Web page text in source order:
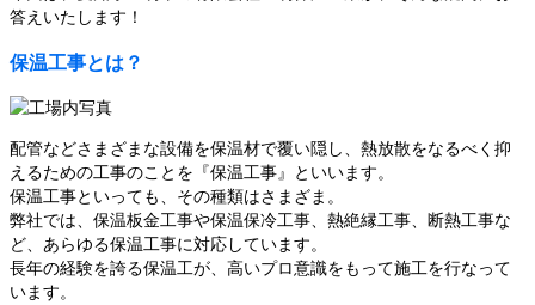
答えいたします！
保温工事とは？
配管などさまざまな設備を保温材で覆い隠し、熱放散をなるべく抑
えるための工事のことを『保温工事』といいます。
保温工事といっても、その種類はさまざま。
弊社では、保温板金工事や保温保冷工事、熱絶縁工事、断熱工事な
ど、あらゆる保温工事に対応しています。
長年の経験を誇る保温工が、高いプロ意識をもって施工を行なって
います。